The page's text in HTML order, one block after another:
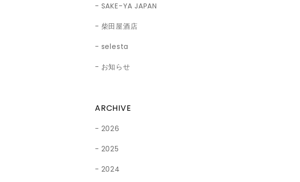
SAKE-YA JAPAN
柴田屋酒店
selesta
お知らせ
ARCHIVE
2026
2025
2024